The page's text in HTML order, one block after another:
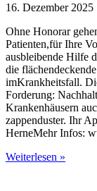
16. Dezember 2025
Ohne Honorar
Patienten,für Ihre
ausbleibende Hilfe
die
imKrankheitsfall.
Forderung:
Krankenhäusern
zappenduster. Ihr
HerneMehr Infos:
Weiterlesen »